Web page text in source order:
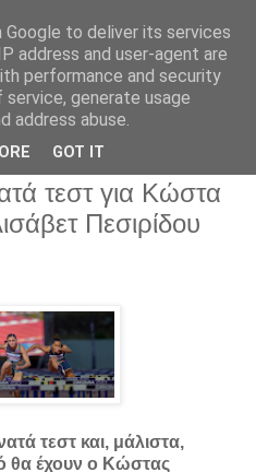
τεστ για Κώστα
Πεσιρίδου
τεστ και, μάλιστα,
θα έχουν ο Κώστας
to deliver its services
address and user-agent are
performance and security
generate usage
address abuse.
GOT IT